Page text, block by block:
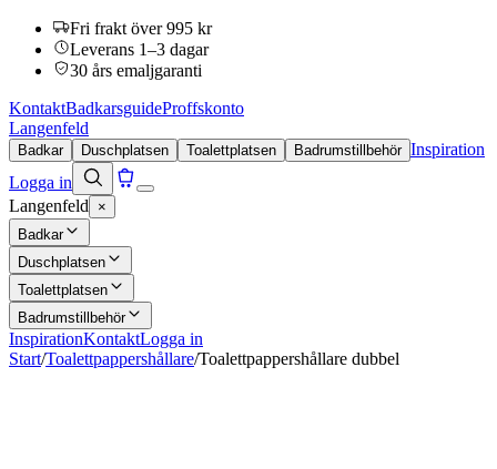
Fri frakt över 995 kr
Leverans 1–3 dagar
30 års emaljgaranti
KontaktBadkarsguideProffskonto
Langenfeld
Badkar Duschplatsen Toalettplatsen Badrumstillbehör Inspiration
Logga in
Langenfeld
×
Badkar
Duschplatsen
Toalettplatsen
Badrumstillbehör
InspirationKontaktLogga in
Start/Toalettpappershållare/Toalettpappershållare dubbel